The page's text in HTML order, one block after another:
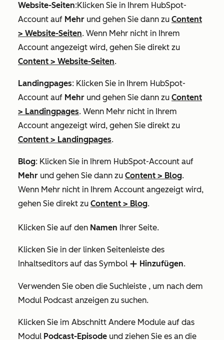
Website-Seiten:Klicken Sie in Ihrem HubSpot-
Account auf Mehr und gehen Sie dann zu Content
> Website-Seiten. Wenn Mehr nicht in Ihrem
Account angezeigt wird, gehen Sie direkt zu
Content > Website-Seiten.
Landingpages: Klicken Sie in Ihrem HubSpot-
Account auf Mehr und gehen Sie dann zu Content
> Landingpages. Wenn Mehr nicht in Ihrem
Account angezeigt wird, gehen Sie direkt zu
Content > Landingpages.
Blog: Klicken Sie in Ihrem HubSpot-Account auf
Mehr und gehen Sie dann zu Content > Blog.
Wenn Mehr nicht in Ihrem Account angezeigt wird,
gehen Sie direkt zu Content > Blog.
Klicken Sie auf den Namen Ihrer Seite.
Klicken Sie in der linken Seitenleiste des
Inhaltseditors auf das Symbol add Hinzufügen.
Verwenden Sie oben die Suchleiste , um nach dem
Modul Podcast anzeigen zu suchen.
Klicken Sie im Abschnitt Andere Module auf das
Modul Podcast-Episode und ziehen Sie es an die